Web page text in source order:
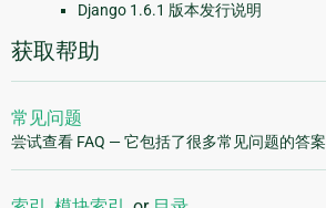
Django 1.6.1 版本发行说明
获取帮助
常见问题
尝试查看 FAQ — 它包括了很多常见问题的答案